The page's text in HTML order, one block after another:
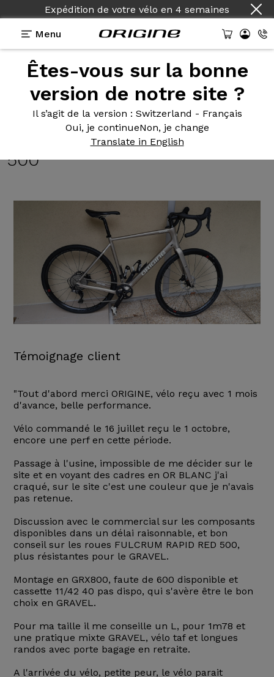
Expédition de votre vélo en 4 semaines
Menu
Êtes-vous sur la bonne
version de notre site ?
Il s’agit de la version : Switzerland - Français
Oui, je continueNon, je change
Translate in English
Témoignages>GRAXX II Or blanc - GRX 800 -
GRAXX II Or blanc - GRX 800 -
Roues Fulcrum Rapid Red
500
Témoignage client
"Tout d'abord merci ORIGINE, vélo reçu avec 1 mois
d'avance, belle performance.
Vélo commandé le 16 juillet reçu le 1 octobre,
encore une perf en cette période.
Passage à l'usine, impossible de me décider sur le
site et en voyant des cadres en OR BLANC j'ai
craqué, sur le site c'est une couleur que je n'avais
pas retenue.
Discussion avec le commercial sur les composants
disponibles dans un délai raisonnable, et bon
conseil sur les roues FULCRUM RAPID RED 500,
plus résistantes pour le GRAVEL.
Montage en GRX800, faute de 600 disponible et
cassette 11/42 40 pas dispo, qui s'avère être le bon
choix en GRAVEL.
Pour ma taille il me conseille un L, pour 1m78 et
une pratique mixte GRAVEL, vélo taf et longues
randos avec porte bagage en retraite.
A l'arrivée du vélo, petite peur, le vélo parait